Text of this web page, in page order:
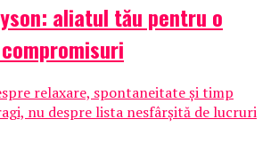
aliatul tău pentru o
relaxare, spontaneitate și timp
nu despre lista nesfârșită de lucruri